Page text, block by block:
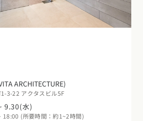
ARCHITECTURE)
3-22 アクタスビル5F
9.30(水)
18:00 (所要時間：約1~2時間)